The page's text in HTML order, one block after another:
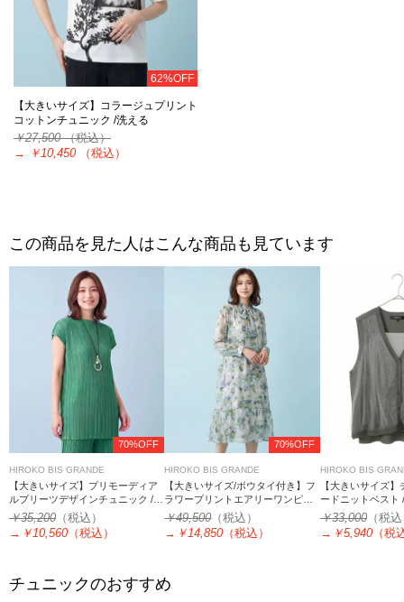
62%OFF
【大きいサイズ】コラージュプリント
コットンチュニック /洗える
￥27,500（税込）
→
￥10,450 （税込）
この商品を見た人はこんな商品も見ています
70%OFF
HIROKO BIS GRANDE
【大きいサイズ】プリモーディア
ルプリーツデザインチュニック /洗
える
￥35,200 （税込）
→ ￥10,560 （税込）
70%OFF
HIROKO BIS GRANDE
【大きいサイズ/ボウタイ付き】フ
ラワープリントエアリーワンピー
ス
￥49,500（税込）
→ ￥14,850 （税込）
HIROKO BIS
【大きいサイズ
ードニットベスト
￥33,000（税
→ ￥5,940（税
チュニックのおすすめ